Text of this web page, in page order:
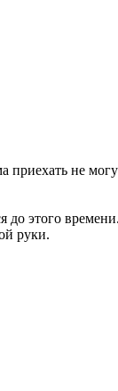
не
до этого
руки.